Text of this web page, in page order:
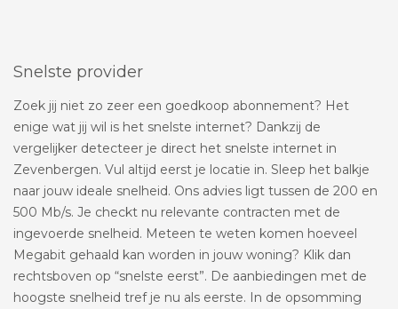
Snelste provider
Zoek jij niet zo zeer een goedkoop abonnement? Het
enige wat jij wil is het snelste internet? Dankzij de
vergelijker detecteer je direct het snelste internet in
Zevenbergen. Vul altijd eerst je locatie in. Sleep het balkje
naar jouw ideale snelheid. Ons advies ligt tussen de 200 en
500 Mb/s. Je checkt nu relevante contracten met de
ingevoerde snelheid. Meteen te weten komen hoeveel
Megabit gehaald kan worden in jouw woning? Klik dan
rechtsboven op “snelste eerst”. De aanbiedingen met de
hoogste snelheid tref je nu als eerste. In de opsomming